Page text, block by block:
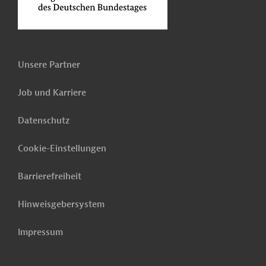
Unsere Partner
Job und Karriere
Datenschutz
Cookie-Einstellungen
Barrierefreiheit
Hinweisgebersystem
Impressum